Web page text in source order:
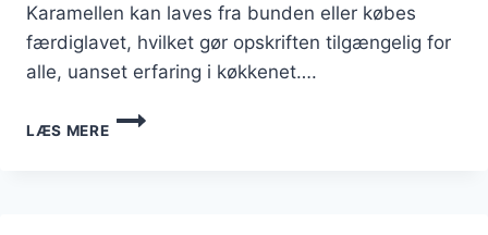
Karamellen kan laves fra bunden eller købes
færdiglavet, hvilket gør opskriften tilgængelig for
alle, uanset erfaring i køkkenet….
LÆS MERE
KIKSEKAGE
MED